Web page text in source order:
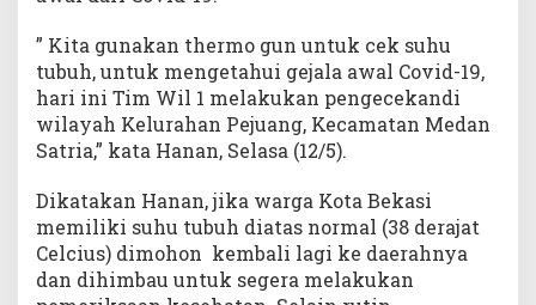
” Kita gunakan thermo gun untuk cek suhu
tubuh, untuk mengetahui gejala awal Covid-19,
hari ini Tim Wil 1 melakukan pengecekandi
wilayah Kelurahan Pejuang, Kecamatan Medan
Satria,” kata Hanan, Selasa (12/5).
Dikatakan Hanan, jika warga Kota Bekasi
memiliki suhu tubuh diatas normal (38 derajat
Celcius) dimohon kembali lagi ke daerahnya
dan dihimbau untuk segera melakukan